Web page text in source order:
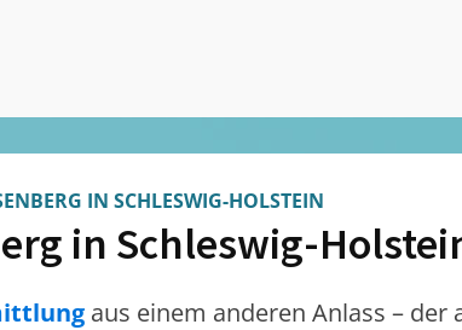
IN SCHLESWIG-HOLSTEIN
in Schleswig-
aus einem anderen Anlass – der